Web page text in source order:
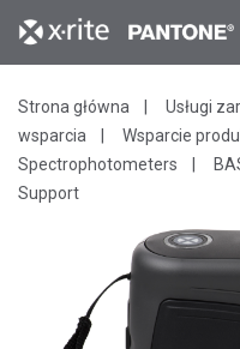
Strona główna
Usługi
wsparcia
Wsparcie
Spectrophotometers
Support